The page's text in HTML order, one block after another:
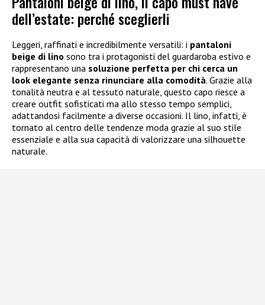
dell’estate: perché sceglierli
Leggeri, raffinati e incredibilmente versatili: i pantaloni
beige di lino sono tra i protagonisti del guardaroba estivo e
rappresentano una soluzione perfetta per chi cerca un
look elegante senza rinunciare alla comodità. Grazie alla
tonalità neutra e al tessuto naturale, questo capo riesce a
creare outfit sofisticati ma allo stesso tempo semplici,
adattandosi facilmente a diverse occasioni. Il lino, infatti, è
tornato al centro delle tendenze moda grazie al suo stile
essenziale e alla sua capacità di valorizzare una silhouette
naturale.